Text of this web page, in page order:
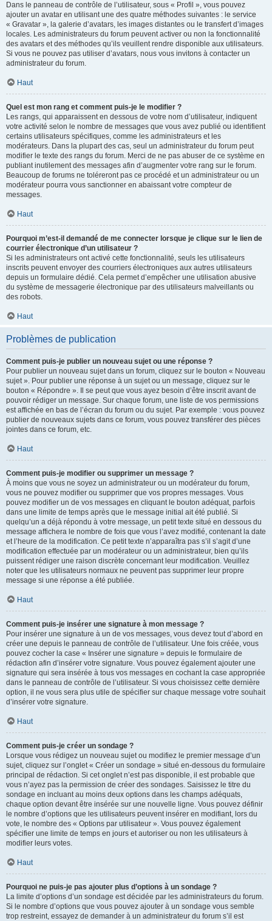
Dans le panneau de contrôle de l’utilisateur, sous « Profil », vous pouvez
ajouter un avatar en utilisant une des quatre méthodes suivantes : le service
« Gravatar », la galerie d’avatars, les images distantes ou le transfert d’images
locales. Les administrateurs du forum peuvent activer ou non la fonctionnalité
des avatars et des méthodes qu’ils veuillent rendre disponible aux utilisateurs.
Si vous ne pouvez pas utiliser d’avatars, nous vous invitons à contacter un
administrateur du forum.
Haut
Quel est mon rang et comment puis-je le modifier ?
Les rangs, qui apparaissent en dessous de votre nom d’utilisateur, indiquent
votre activité selon le nombre de messages que vous avez publié ou identifient
certains utilisateurs spécifiques, comme les administrateurs et les
modérateurs. Dans la plupart des cas, seul un administrateur du forum peut
modifier le texte des rangs du forum. Merci de ne pas abuser de ce système en
publiant inutilement des messages afin d’augmenter votre rang sur le forum.
Beaucoup de forums ne toléreront pas ce procédé et un administrateur ou un
modérateur pourra vous sanctionner en abaissant votre compteur de
messages.
Haut
Pourquoi m’est-il demandé de me connecter lorsque je clique sur le lien de
courrier électronique d’un utilisateur ?
Si les administrateurs ont activé cette fonctionnalité, seuls les utilisateurs
inscrits peuvent envoyer des courriers électroniques aux autres utilisateurs
depuis un formulaire dédié. Cela permet d’empêcher une utilisation abusive
du système de messagerie électronique par des utilisateurs malveillants ou
des robots.
Haut
Problèmes de publication
Comment puis-je publier un nouveau sujet ou une réponse ?
Pour publier un nouveau sujet dans un forum, cliquez sur le bouton « Nouveau
sujet ». Pour publier une réponse à un sujet ou un message, cliquez sur le
bouton « Répondre ». Il se peut que vous ayez besoin d’être inscrit avant de
pouvoir rédiger un message. Sur chaque forum, une liste de vos permissions
est affichée en bas de l’écran du forum ou du sujet. Par exemple : vous pouvez
publier de nouveaux sujets dans ce forum, vous pouvez transférer des pièces
jointes dans ce forum, etc.
Haut
Comment puis-je modifier ou supprimer un message ?
À moins que vous ne soyez un administrateur ou un modérateur du forum,
vous ne pouvez modifier ou supprimer que vos propres messages. Vous
pouvez modifier un de vos messages en cliquant le bouton adéquat, parfois
dans une limite de temps après que le message initial ait été publié. Si
quelqu’un a déjà répondu à votre message, un petit texte situé en dessous du
message affichera le nombre de fois que vous l’avez modifié, contenant la date
et l’heure de la modification. Ce petit texte n’apparaîtra pas s’il s’agit d’une
modification effectuée par un modérateur ou un administrateur, bien qu’ils
puissent rédiger une raison discrète concernant leur modification. Veuillez
noter que les utilisateurs normaux ne peuvent pas supprimer leur propre
message si une réponse a été publiée.
Haut
Comment puis-je insérer une signature à mon message ?
Pour insérer une signature à un de vos messages, vous devez tout d’abord en
créer une depuis le panneau de contrôle de l’utilisateur. Une fois créée, vous
pouvez cocher la case « Insérer une signature » depuis le formulaire de
rédaction afin d’insérer votre signature. Vous pouvez également ajouter une
signature qui sera insérée à tous vos messages en cochant la case appropriée
dans le panneau de contrôle de l’utilisateur. Si vous choisissez cette dernière
option, il ne vous sera plus utile de spécifier sur chaque message votre souhait
d’insérer votre signature.
Haut
Comment puis-je créer un sondage ?
Lorsque vous rédigez un nouveau sujet ou modifiez le premier message d’un
sujet, cliquez sur l’onglet « Créer un sondage » situé en-dessous du formulaire
principal de rédaction. Si cet onglet n’est pas disponible, il est probable que
vous n’ayez pas la permission de créer des sondages. Saisissez le titre du
sondage en incluant au moins deux options dans les champs adéquats,
chaque option devant être insérée sur une nouvelle ligne. Vous pouvez définir
le nombre d’options que les utilisateurs peuvent insérer en modifiant, lors du
vote, le nombre des « Options par utilisateur ». Vous pouvez également
spécifier une limite de temps en jours et autoriser ou non les utilisateurs à
modifier leurs votes.
Haut
Pourquoi ne puis-je pas ajouter plus d’options à un sondage ?
La limite d’options d’un sondage est décidée par les administrateurs du forum.
Si le nombre d’options que vous pouvez ajouter à un sondage vous semble
trop restreint, essayez de demander à un administrateur du forum s’il est